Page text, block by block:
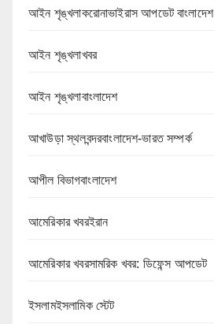
আইন শৃঙ্খলাকরোনাভাইরাস আপডেট বাংলাদেশ
আইন শৃঙ্খলাখবর
আইন শৃঙ্খলাবাংলাদেশ
আখাউড়া স্থলবন্দরবাংলাদেশ-ভারত সম্পর্ক
আপীল বিভাগবাংলাদেশ
আমেরিকার খবরইরান
আমেরিকার খবরসামরিক খবর: ডিফেন্স আপডেট
ইসলামইসলামিক স্টেট